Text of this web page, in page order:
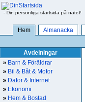
- Din personliga startsida på nätet!
Hem Almanacka
Avdelningar
» Barn & Föräldrar
» Bil & Båt & Motor
» Dator & Internet
» Ekonomi
» Hem & Bostad